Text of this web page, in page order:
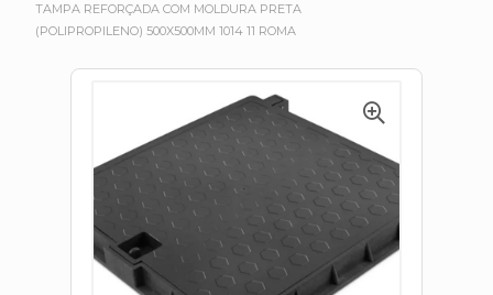
TAMPA REFORÇADA COM MOLDURA PRETA
(POLIPROPILENO) 500X500MM 1014 11 ROMA